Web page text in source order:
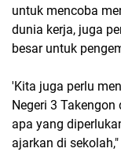
untuk mencoba
dunia kerja, juga
besar untuk
'Kita juga perlu
Negeri 3
apa yang
ajarkan di